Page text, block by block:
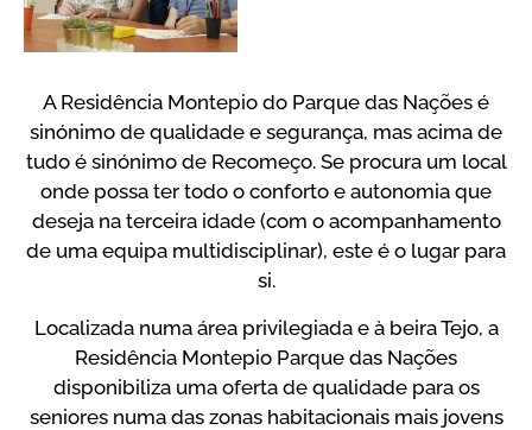
A Residência Montepio do Parque das Nações é
sinónimo de qualidade e segurança, mas acima de
tudo é sinónimo de Recomeço. Se procura um local
onde possa ter todo o conforto e autonomia que
deseja na terceira idade (com o acompanhamento
de uma equipa multidisciplinar), este é o lugar para
si.
Localizada numa área privilegiada e à beira Tejo, a
Residência Montepio Parque das Nações
disponibiliza uma oferta de qualidade para os
seniores numa das zonas habitacionais mais jovens